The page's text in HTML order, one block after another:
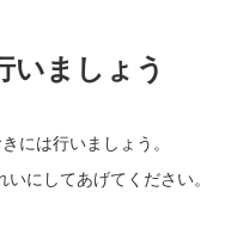
いましょう
には行いましょう。
にしてあげてください。